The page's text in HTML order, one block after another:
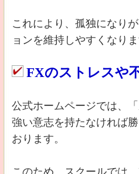
これにより、孤独になり
ョンを維持しやすくなりま
FXのストレスや
公式ホームページでは、
強い意志を持たなければ
おります。
このため、スクールでは